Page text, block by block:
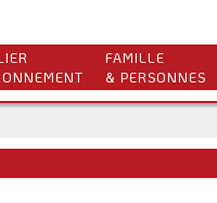
FAMILLE
& PERSONNES